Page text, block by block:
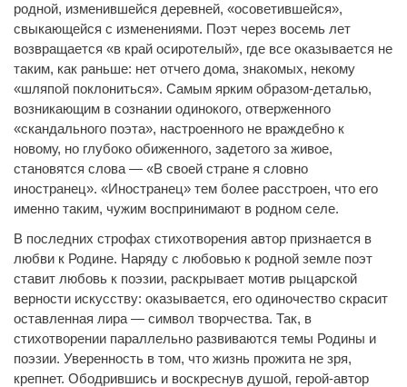
родной, изменившейся деревней, «осоветившейся»,
свыкающейся с изменениями. Поэт через восемь лет
возвращается «в край осиротелый», где все оказывается не
таким, как раньше: нет отчего дома, знакомых, некому
«шляпой поклониться». Самым ярким образом-деталью,
возникающим в сознании одинокого, отверженного
«скандального поэта», настроенного не враждебно к
новому, но глубоко обиженного, задетого за живое,
становятся слова — «В своей стране я словно
иностранец». «Иностранец» тем более расстроен, что его
именно таким, чужим воспринимают в родном селе.
В последних строфах стихотворения автор признается в
любви к Родине. Наряду с любовью к родной земле поэт
ставит любовь к поэзии, раскрывает мотив рыцарской
верности искусству: оказывается, его одиночество скрасит
оставленная лира — символ творчества. Так, в
стихотворении параллельно развиваются темы Родины и
поэзии. Уверенность в том, что жизнь прожита не зря,
крепнет. Ободрившись и воскреснув душой, герой-автор